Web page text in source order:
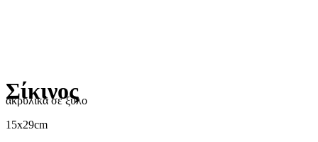
Σίκινος
ακρυλικά σε ξύλο
15x29cm